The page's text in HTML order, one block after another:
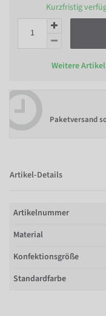
Kurzfristig
Weitere
Paketversand
Artikel-Details
Artikelnummer
Material
Konfektionsgröße
Standardfarbe